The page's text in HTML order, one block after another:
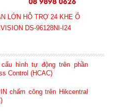
LỚN HỖ TRỢ 24 KHE Ổ
DS-96128NI-I24
hình tự động trên phần
Control (HCAC)
chấm công trên Hikcentral